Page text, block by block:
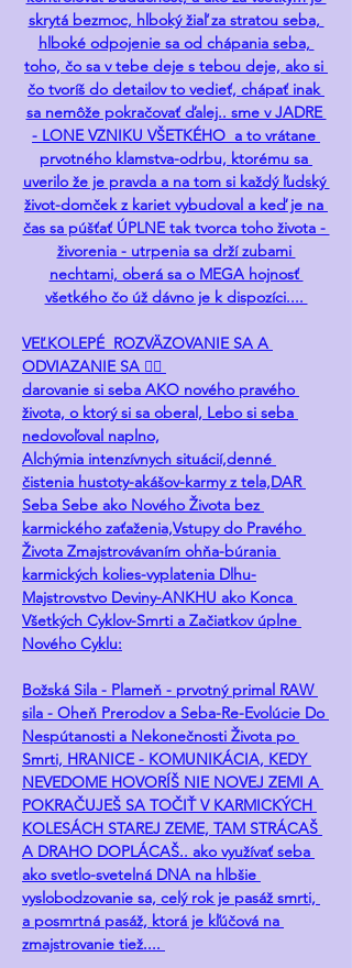
skrytá bezmoc, hlboký žiaľ za stratou seba,
hlboké odpojenie sa od chápania seba,
toho, čo sa v tebe deje s tebou deje, ako si
čo tvoríš do detailov to vedieť, chápať inak
sa nemôže pokračovať ďalej.. sme v JADRE
- LONE VZNIKU VŠETKÉHO  a to vrátane
prvotného klamstva-odrbu, ktorému sa
uverilo že je pravda a na tom si každý ľudský
život-domček z kariet vybudoval a keď je na
čas sa púšťať ÚPLNE tak tvorca toho života -
živorenia - utrpenia sa drží zubami
nechtami, oberá sa o MEGA hojnosť
všetkého čo úž dávno je k dispozíci....
VEĽKOLEPÉ  ROZVÄZOVANIE SA A
ODVIAZANIE SA ❤️‍🔥
darovanie si seba AKO nového pravého
života, o ktorý si sa oberal, Lebo si seba
nedovoľoval naplno,
Alchýmia intenzívnych situácií,denné
čistenia hustoty-akášov-karmy z tela,DAR
Seba Sebe ako Nového Života bez
karmického zaťaženia,Vstupy do Pravého
Života Zmajstrovávaním ohňa-búrania
karmických kolies-vyplatenia Dlhu-
Majstrovstvo Deviny-ANKHU ako Konca
Všetkých Cyklov-Smrti a Začiatkov úplne
Nového Cyklu:
Božská Sila - Plameň - prvotný primal RAW
sila - Oheň Prerodov a Seba-Re-Evolúcie Do
Nespútanosti a Nekonečnosti Života po
Smrti, HRANICE - KOMUNIKÁCIA, KEDY
NEVEDOME HOVORÍŠ NIE NOVEJ ZEMI A
POKRAČUJEŠ SA TOČIŤ V KARMICKÝCH
KOLESÁCH STAREJ ZEME, TAM STRÁCAŠ
A DRAHO DOPLÁCAŠ.. ako využívať seba
ako svetlo-svetelná DNA na hlbšie
vyslobodzovanie sa, celý rok je pasáž smrti,
a posmrtná pasáž, ktorá je kľúčová na
zmajstrovanie tiež....